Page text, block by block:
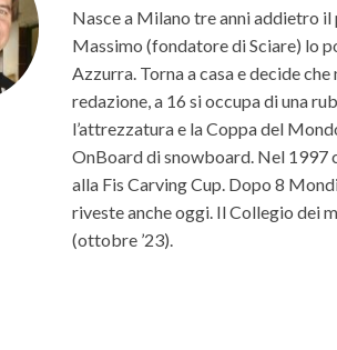
Nasce a Milano tre anni addietro
Massimo (fondatore di Sciare) lo
Azzurra. Torna a casa e decide
redazione, a 16 si occupa di una
l’attrezzatura e la Coppa del
OnBoard di snowboard. Nel 1997
alla Fis Carving Cup. Dopo 8
riveste anche oggi. Il Collegio dei
(ottobre ’23).